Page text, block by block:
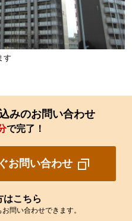
す
みのお問い合わせ
で完了！
お問い合わせ
はこちら
問い合わせできます。